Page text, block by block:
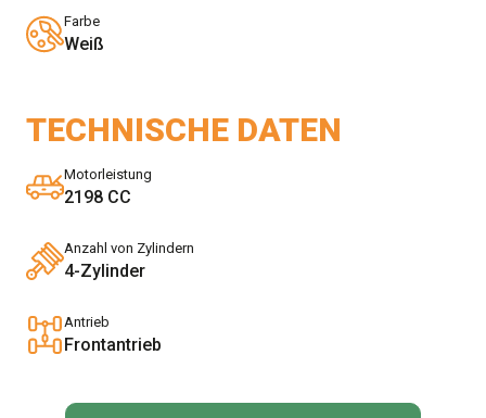
Farbe
Weiß
TECHNISCHE DATEN
Motorleistung
2198 CC
Anzahl von Zylindern
4-Zylinder
Antrieb
Frontantrieb